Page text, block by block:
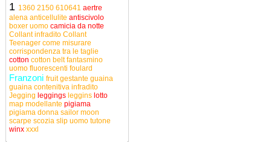
1 1360 2150 610641 aertre
alena anticellulite antiscivolo
boxer uomo camicia da notte
Collant infradito Collant
Teenager come misurare
corrispondenza tra le taglie
cotton cotton beltfantasmino
uomo fluorescenti foulard
Franzoni fruitgestante guaina
guaina contenitiva infradito
Jegging leggings leggins lotto
map modellante pigiama
pigiama donna sailor moon
scarpe scozia slip uomo tutone
winx xxxl